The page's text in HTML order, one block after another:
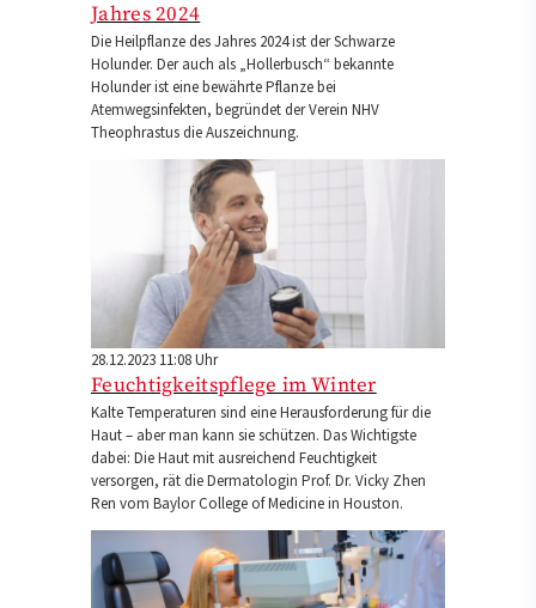
Jahres 2024
Die Heilpflanze des Jahres 2024 ist der Schwarze
Holunder. Der auch als „Hollerbusch“ bekannte
Holunder ist eine bewährte Pflanze bei
Atemwegsinfekten, begründet der Verein NHV
Theophrastus die Auszeichnung.
28.12.2023 11:08 Uhr
Feuchtigkeitspflege im Winter
Kalte Temperaturen sind eine Herausforderung für die
Haut – aber man kann sie schützen. Das Wichtigste
dabei: Die Haut mit ausreichend Feuchtigkeit
versorgen, rät die Dermatologin Prof. Dr. Vicky Zhen
Ren vom Baylor College of Medicine in Houston.